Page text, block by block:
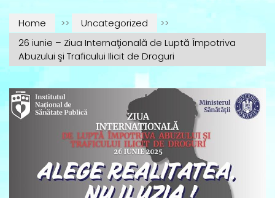
Home >> Uncategorized
>>
26 iunie – Ziua Internaţională de Luptă Împotriva
Abuzului şi Traficului Ilicit de Droguri